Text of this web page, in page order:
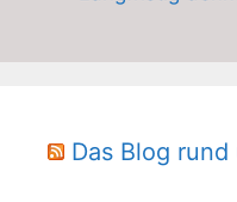
Das Blog rund